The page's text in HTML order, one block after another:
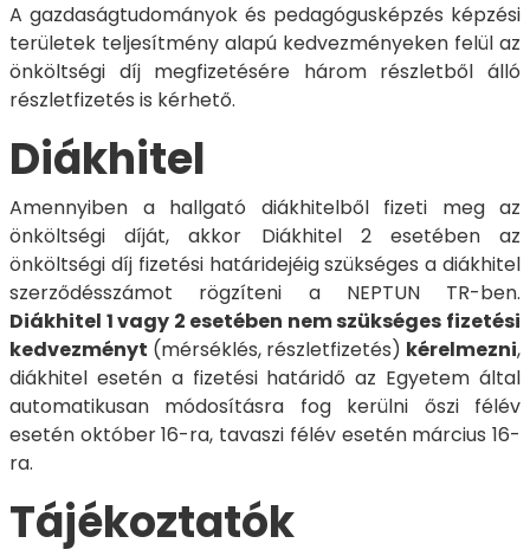
A gazdaságtudományok és pedagógusképzés képzési
területek teljesítmény alapú kedvezményeken felül az
önköltségi díj megfizetésére három részletből álló
részletfizetés is kérhető.
Diákhitel
Amennyiben a hallgató diákhitelből fizeti meg az
önköltségi díját, akkor Diákhitel 2 esetében az
önköltségi díj fizetési határidejéig szükséges a diákhitel
szerződésszámot rögzíteni a NEPTUN TR-ben.
Diákhitel 1 vagy 2 esetében nem szükséges fizetési
kedvezményt (mérséklés, részletfizetés) kérelmezni,
diákhitel esetén a fizetési határidő az Egyetem által
automatikusan módosításra fog kerülni őszi félév
esetén október 16-ra, tavaszi félév esetén március 16-
ra.
Tájékoztatók